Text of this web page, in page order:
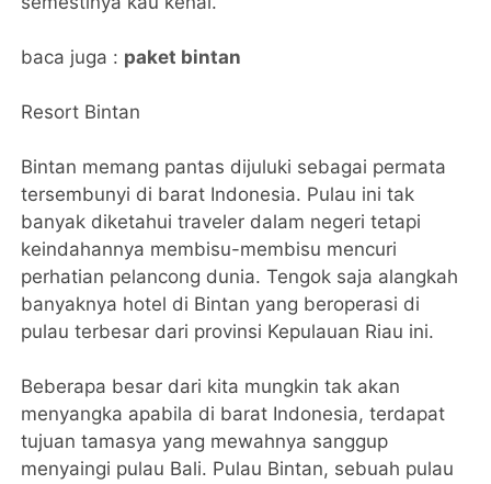
baca juga : paket bintan
Resort Bintan
Bintan memang pantas dijuluki sebagai permata
tersembunyi di barat Indonesia. Pulau ini tak
banyak diketahui traveler dalam negeri tetapi
keindahannya membisu-membisu mencuri
perhatian pelancong dunia. Tengok saja alangkah
banyaknya hotel di Bintan yang beroperasi di
pulau terbesar dari provinsi Kepulauan Riau ini.
Beberapa besar dari kita mungkin tak akan
menyangka apabila di barat Indonesia, terdapat
tujuan tamasya yang mewahnya sanggup
menyaingi pulau Bali. Pulau Bintan, sebuah pulau